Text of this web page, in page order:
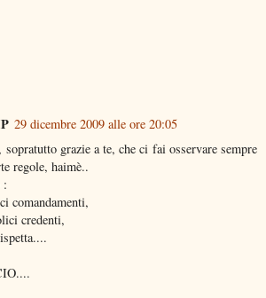
29 dicembre 2009 alle ore 20:05
grazie a te, che ci fai osservare sempre
regole, haimè..
:
comandamenti,
credenti,